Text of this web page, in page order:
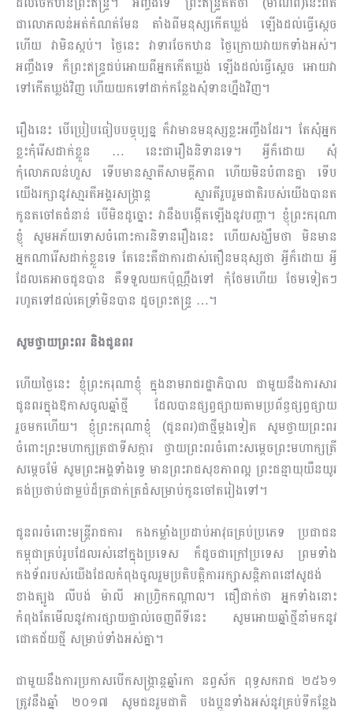
ជាលោភលន់អត់កំណត់មែន តាំងពីមនុស្សកើតឃ្លង់ ឡើងដល់ធ្វើស្ដេច
ហើយ វាមិនស្កប់។ ថ្ងៃនេះ វាទារចែកឋាន ថ្ងៃក្រោយវាយកទាំងអស់។
អញ្ចឹងទេ ក៏ព្រះ​ឥន្ទ្រ​ជប់អោយពីអ្នកកើតឃ្លង់ ឡើងដល់ធ្វើស្ដេច អោយវា
ទៅកើតឃ្លង់វិញ ហើយយកទៅដាក់កន្លែងសុំ​ទាន​ហ្នឹង​វិញ។
រឿងនេះ បើប្រៀបធៀបបច្ចុប្បន្ន ក៏វាមានមនុស្សខ្លះអញ្ចឹងដែរ។ តែសុំអ្នក
ខ្លះកុំរើសដាក់ខ្លួន … នេះជារឿង​និ​ទាន​ទេ។ អ្វីក៏ដោយ សុំ
កុំលោភលន់ហួស ទើបមានស្មាតីសាមគ្គីភាព ហើយមិនបំពានគ្នា ទើប​
យើងរក្សា​នូវ​សា្មរតីអង្គរសង្រ្កាន្ត ស្មារតីរួបរួមជាតិរបស់យើងបានត
កូនតចៅតជំនាន់ បើមិនដូច្នោះ វានឹងបង្កើតឡើង​នូវ​បញ្ហា។ ខ្ញុំព្រះករុណា
ខ្ញុំ​ សូមអភ័យទោសចំពោះការនិទានរឿងនេះ ហើយសង្ឃឹមថា មិនមាន
អ្នកណា​រើស​ដាក់​ខ្លួនទេ តែនេះគឺជាការដាស់តឿនមនុស្សថា អ្វីក៏ដោយ អ្វី
ដែលគេអាចជូនបាន​ គឺទទួលយក​ប៉ុណ្ណឹង​ទៅ កុំថែមហើយ ថែមទៀតៗ
រហូតទៅដល់គេទ្រាំមិនបាន ដូចព្រះឥន្ទ្រ …។
សូមថ្វាយព្រះពរ និងជូនពរ
ហើយថ្ងៃនេះ ខ្ញុំព្រះករុណាខ្ញុំ ក្នុងនាមរាជរដ្ឋាភិបាល ជាមួយនឹងការសារ
ជូនពរក្នុងឱកាសចូលឆ្នាំថ្មី ដែល​បាន​ផ្សព្វ​ផ្សាយតាមប្រព័ន្ធផ្សព្វផ្សាយ
រួចមកហើយ។ ខ្ញុំព្រះករុណាខ្ញុំ (ជូនពរ)ជាថ្មីម្ដងទៀត សូមថ្វាយព្រះ​ពរ​
ចំពោះព្រះ​មហាក្សត្រជាទីសក្ការ ថ្វាយព្រះពរចំពោះសម្ដេចព្រះមហាក្សត្រី
សម្ដេចម៉ែ សូមព្រះអង្គទាំងទ្វេ មានព្រះរាជសុខភាពល្អ ព្រះជន្មាយុយឺនយូរ
គង់ប្រថាប់ជាម្លប់ដ៏ត្រជាក់ត្រជំ​សម្រាប់កូនចៅ​តរៀង​ទៅ។
ជូនពរចំពោះមន្រ្តីរាជការ កងកម្លាំងប្រដាប់អាវុធគ្រប់ប្រភេទ ប្រជាជន
កម្ពុជាគ្រប់រូបដែល​រស់នៅក្នុង​ប្រ​ទេស ក៏ដូចជាក្រៅប្រទេស ព្រមទាំង
កងទ័ពរបស់យើងដែលកំពុងចូលរួមប្រតិបត្តិការរក្សា​សន្ដិភាពនៅ​សូ​​ដង់​
ខាងត្បូង លីបង់ ម៉ាលី អាហ្វ្រិកកណ្ដាល។ ជឿជាក់ថា អ្នកទាំងនោះ
កំពុងតែមើលនូវការផ្សាយ​ផ្ទាល់​ចេញ​ពីទីនេះ សូមអោយឆ្នាំថ្មីនាំមកនូវ
ជោគជ័យថ្មី សម្រាប់ទាំងអស់គ្នា។
ជាមួយនឹងការប្រកាសបើកសង្រ្កាន្តឆ្នាំរកា នព្វស័ក ពុទ្ធសករាជ ២៥៦១
ត្រូវនឹងឆ្នាំ ២០១៧ សូមជនរួម​ជាតិ បងប្អូនទាំងអស់នូវគ្រប់ទីកន្លែង